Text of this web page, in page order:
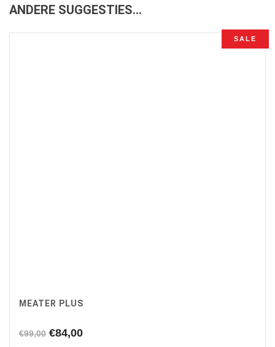
ANDERE SUGGESTIES…
SALE
MEATER PLUS
€99,00 Oorspronkelijke
€84,00Huidige